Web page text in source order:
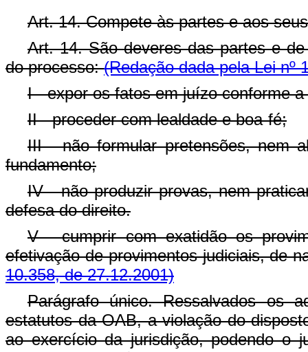
Art. 14. Compete às partes e aos
Art. 14. São deveres das partes e
do processo:(Redação dada pela Lei nº
I - expor os fatos em juízo conforme a
II - proceder com lealdade e boa-fé;
III - não formular pretensões, nem
fundamento;
IV - não produzir provas, nem
defesa do direito.
V - cumprir com exatidão os
efetivação de provimentos judiciais, de
10.358, de 27.12.2001)
Parágrafo único. Ressalvados os
estatutos da OAB, a violação do
ao exercício da jurisdição, podendo o